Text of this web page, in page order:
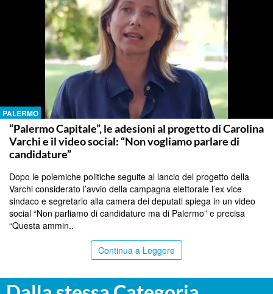
PALERMO
“Palermo Capitale”, le adesioni al progetto di Carolina
Varchi e il video social: “Non vogliamo parlare di
candidature”
Dopo le polemiche politiche seguite al lancio del progetto della
Varchi considerato l’avvio della campagna elettorale l’ex vice
sindaco e segretario alla camera dei deputati spiega in un video
social “Non parliamo di candidature ma di Palermo” e precisa
“Questa ammin..
Continua a Leggere